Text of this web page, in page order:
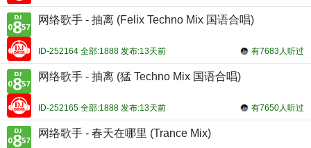
网络歌手 - 抽离 (Felix Techno Mix 国语合唱)
有7683人听过
ID-252164 全部:1888 发布:13天前
网络歌手 - 抽离 (猛 Techno Mix 国语合唱)
有7650人听过
ID-252165 全部:1888 发布:13天前
网络歌手 - 春天在哪里 (Trance Mix)